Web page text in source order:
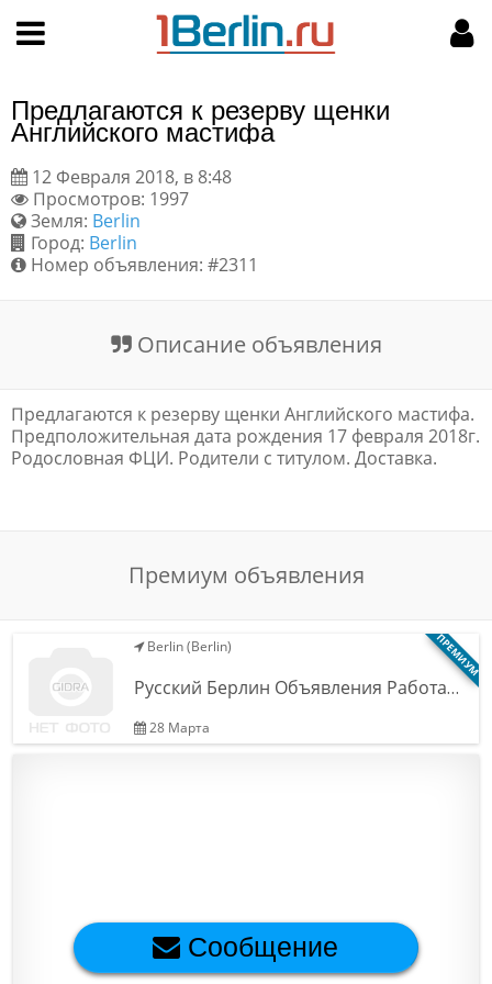
Поиск
Пользовательское соглашение
Правила доски объявлений
Текстовая реклама
Помощь
МОЙ АККАУНТ
Мои объявления
Предлагаются к резерву щенки
Английского мастифа
12 Февраля 2018, в 8:48
Просмотров: 1997
Земля: Berlin
Город: Berlin
Номер объявления: #2311
Описание объявления
Предлагаются к резерву щенки Английского мастифа.
Предположительная дата рождения 17 февраля 2018г.
Родословная ФЦИ. Родители с титулом. Доставка.
Премиум объявления
ПРЕМИУМ
Berlin (Berlin)
Русский Берлин Объявления Работа…
28 Марта
Сообщение